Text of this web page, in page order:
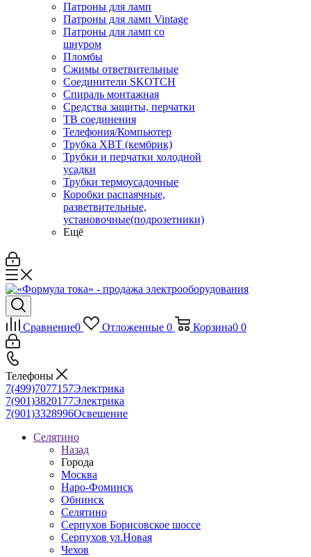
Патроны для ламп
Патроны для ламп Vintage
Патроны для ламп со
шнуром
Пломбы
Сжимы ответвительные
Соединители SKOTCH
Спираль монтажная
Средства защиты, перчатки
ТВ соединения
Телефония/Компьютер
Трубка ХВТ (кембрик)
Трубки и перчатки холодной
усадки
Трубки термоусадочные
Коробки распаячные,
разветвительные,
установочные(подрозетники)
Ещё
Сравнение0 Отложенные 0 Корзина0 0
Телефоны
7(499)7077157Электрика
7(901)3820177Электрика
7(901)3328996Освещение
Селятино
Назад
Города
Москва
Наро-Фоминск
Обнинск
Селятино
Серпухов Борисовское шоссе
Серпухов ул.Новая
Чехов